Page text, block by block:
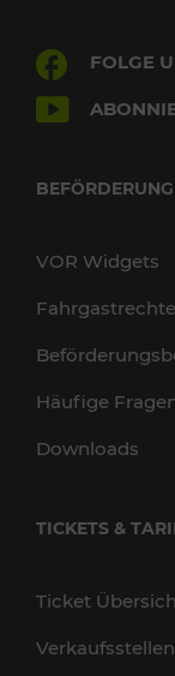
FOLGE
BEFÖRDERUNG
VOR Widgets
Fahrgastrechte
Häufige
Downloads
TICKETS &
Ticket
Verkaufsstellen